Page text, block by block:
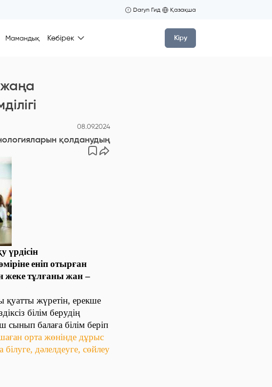
Daryn Гид Қазақша
Мамандық Көбірек Кіру
08.09.2024
қолданудың тиімділігі
үрдісін
еніпотырған
жекетұлғаныжан –
жүретін, ерекше
білім берудің
балаға білім беріп
орта жөнінде дұрыс
дәлелдеуге, сөйлеу